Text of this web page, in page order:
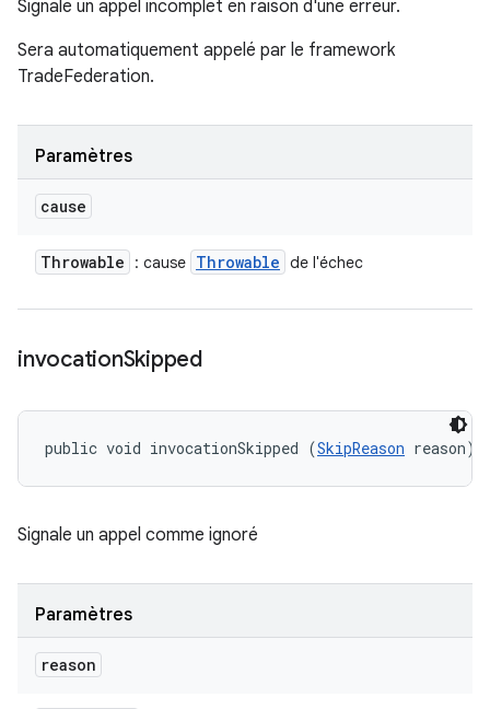
Signale un appel incomplet en raison d'une erreur.
Sera automatiquement appelé par le framework
TradeFederation.
Paramètres
cause
Throwable : cause Throwable de l'échec
invocationSkipped
public void invocationSkipped (SkipReason reason)
Signale un appel comme ignoré
Paramètres
reason